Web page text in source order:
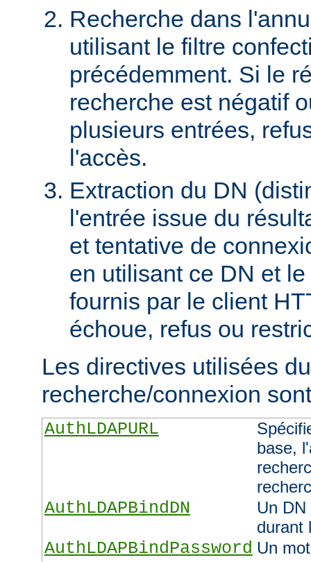
Recherche dans
utilisant le filtre
précédemment. Si le
recherche est négatif
plusieurs entrées,
l'accès.
Extraction du DN
l'entrée issue du
et tentative de
en utilisant ce DN et
fournis par le client
échoue, refus ou
Les directives utilisées
recherche/connexion
AuthLDAPURL
base,
AuthLDAPBindDN
Un
durant
AuthLDAPBindPassword Un